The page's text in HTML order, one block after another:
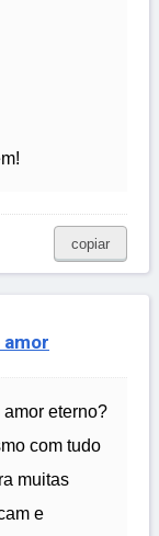
copiar
amor
eterno?
com tudo
muitas
e